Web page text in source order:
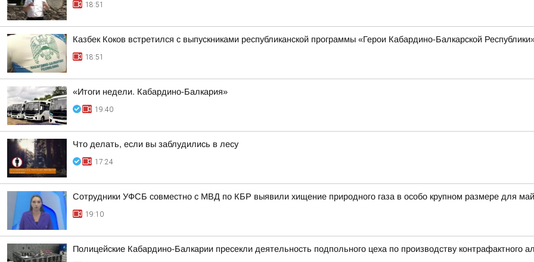
18:51
Казбек Коков встретился с выпускниками республиканской программы «Герои Кабардино-Балкарской
18:51
«Итоги недели. Кабардино-Балкария»
19:40
Что делать, если вы заблудились в лесу
17:24
Сотрудники УФСБ совместно с МВД по КБР выявили хищение природного газа в особо крупном размере для
19:10
Полицейские Кабардино-Балкарии пресекли деятельность подпольного цеха по производству контрафактного